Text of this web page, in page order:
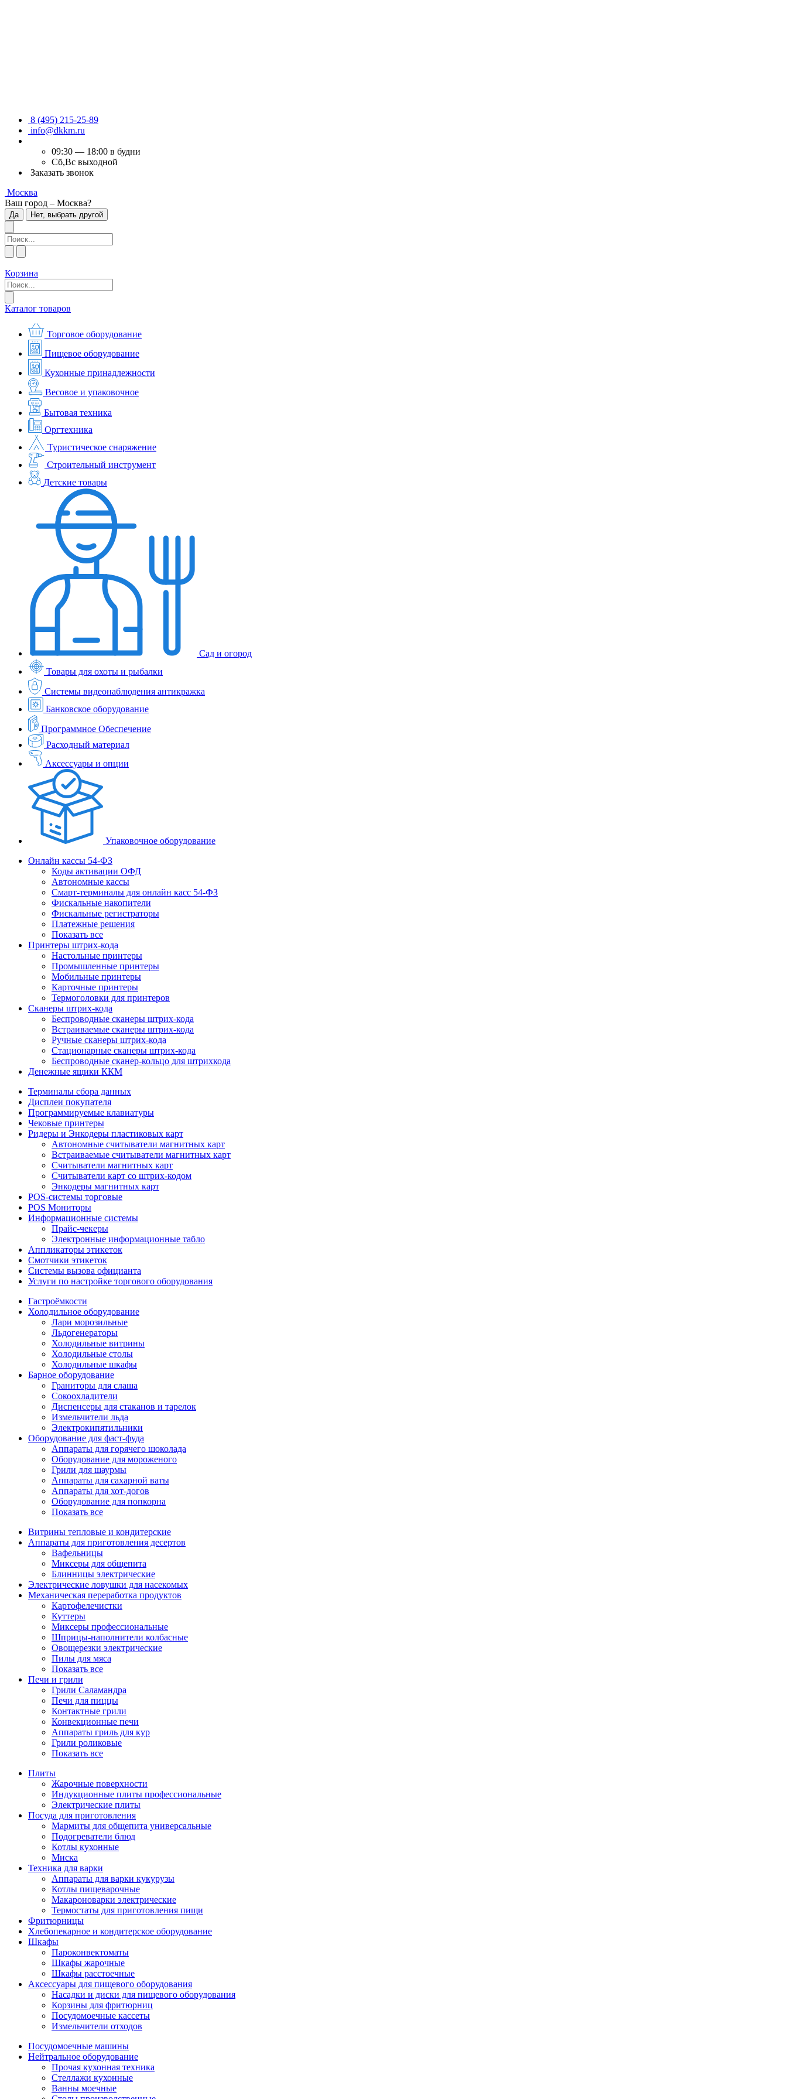
8 (495) 215-25-89
info@dkkm.ru
09:30 — 18:00 в будни
Сб,Вс выходной
Заказать звонок
Москва
Ваш город – Москва?
Да Нет, выбрать другой
Корзина
Каталог товаров
Торговое оборудование
Пищевое оборудование
Кухонные принадлежности
Весовое и упаковочное
Бытовая техника
Оргтехника
Туристическое снаряжение
Строительный инструмент
Детские товары
Сад и огород
Товары для охоты и рыбалки
Системы видеонаблюдения антикражка
Банковское оборудование
Программное Обеспечение
Расходный материал
Аксессуары и опции
Упаковочное оборудование
Онлайн кассы 54-ФЗ
Коды активации ОФД
Автономные кассы
Смарт-терминалы для онлайн касс 54-ФЗ
Фискальные накопители
Фискальные регистраторы
Платежные решения
Показать все
Принтеры штрих-кода
Настольные принтеры
Промышленные принтеры
Мобильные принтеры
Карточные принтеры
Термоголовки для принтеров
Сканеры штрих-кода
Беспроводные сканеры штрих-кода
Встраиваемые сканеры штрих-кода
Ручные сканеры штрих-кода
Стационарные сканеры штрих-кода
Беспроводные сканер-кольцо для штрихкода
Денежные ящики ККМ
Терминалы сбора данных
Дисплеи покупателя
Программируемые клавиатуры
Чековые принтеры
Ридеры и Энкодеры пластиковых карт
Автономные считыватели магнитных карт
Встраиваемые считыватели магнитных карт
Считыватели магнитных карт
Считыватели карт со штрих-кодом
Энкодеры магнитных карт
POS-системы торговые
POS Мониторы
Информационные системы
Прайс-чекеры
Электронные информационные табло
Аппликаторы этикеток
Смотчики этикеток
Системы вызова официанта
Услуги по настройке торгового оборудования
Гастроёмкости
Холодильное оборудование
Лари морозильные
Льдогенераторы
Холодильные витрины
Холодильные столы
Холодильные шкафы
Барное оборудование
Граниторы для слаша
Сокоохладители
Диспенсеры для стаканов и тарелок
Измельчители льда
Электрокипятильники
Оборудование для фаст-фуда
Аппараты для горячего шоколада
Оборудование для мороженого
Грили для шаурмы
Аппараты для сахарной ваты
Аппараты для хот-догов
Оборудование для попкорна
Показать все
Витрины тепловые и кондитерские
Аппараты для приготовления десертов
Вафельницы
Миксеры для общепита
Блинницы электрические
Электрические ловушки для насекомых
Механическая переработка продуктов
Картофелечистки
Куттеры
Миксеры профессиональные
Шприцы-наполнители колбасные
Овощерезки электрические
Пилы для мяса
Показать все
Печи и грили
Грили Саламандра
Печи для пиццы
Контактные грили
Конвекционные печи
Аппараты гриль для кур
Грили роликовые
Показать все
Плиты
Жарочные поверхности
Индукционные плиты профессиональные
Электрические плиты
Посуда для приготовления
Мармиты для общепита универсальные
Подогреватели блюд
Котлы кухонные
Миска
Техника для варки
Аппараты для варки кукурузы
Котлы пищеварочные
Макароноварки электрические
Термостаты для приготовления пищи
Фритюрницы
Хлебопекарное и кондитерское оборудование
Шкафы
Пароконвектоматы
Шкафы жарочные
Шкафы расстоечные
Аксессуары для пищевого оборудования
Насадки и диски для пищевого оборудования
Корзины для фритюрниц
Посудомоечные кассеты
Измельчители отходов
Посудомоечные машины
Нейтральное оборудование
Прочая кухонная техника
Стеллажи кухонные
Ванны моечные